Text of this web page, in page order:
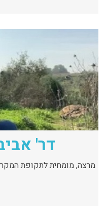
דר'
מרצה, מומחית לתקופת